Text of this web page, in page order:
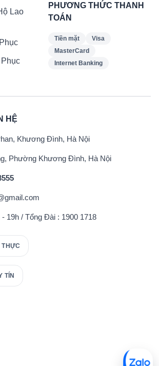
Lao
PHƯƠNG THỨC THANH
TOÁN
Tiền mặt
Visa
MasterCard
Internet Banking
HỆ
Khương Đình, Hà Nội
Phường Khương Đình, Hà Nội
19h / Tổng Đài : 1900 1718
THỰC
TÍN